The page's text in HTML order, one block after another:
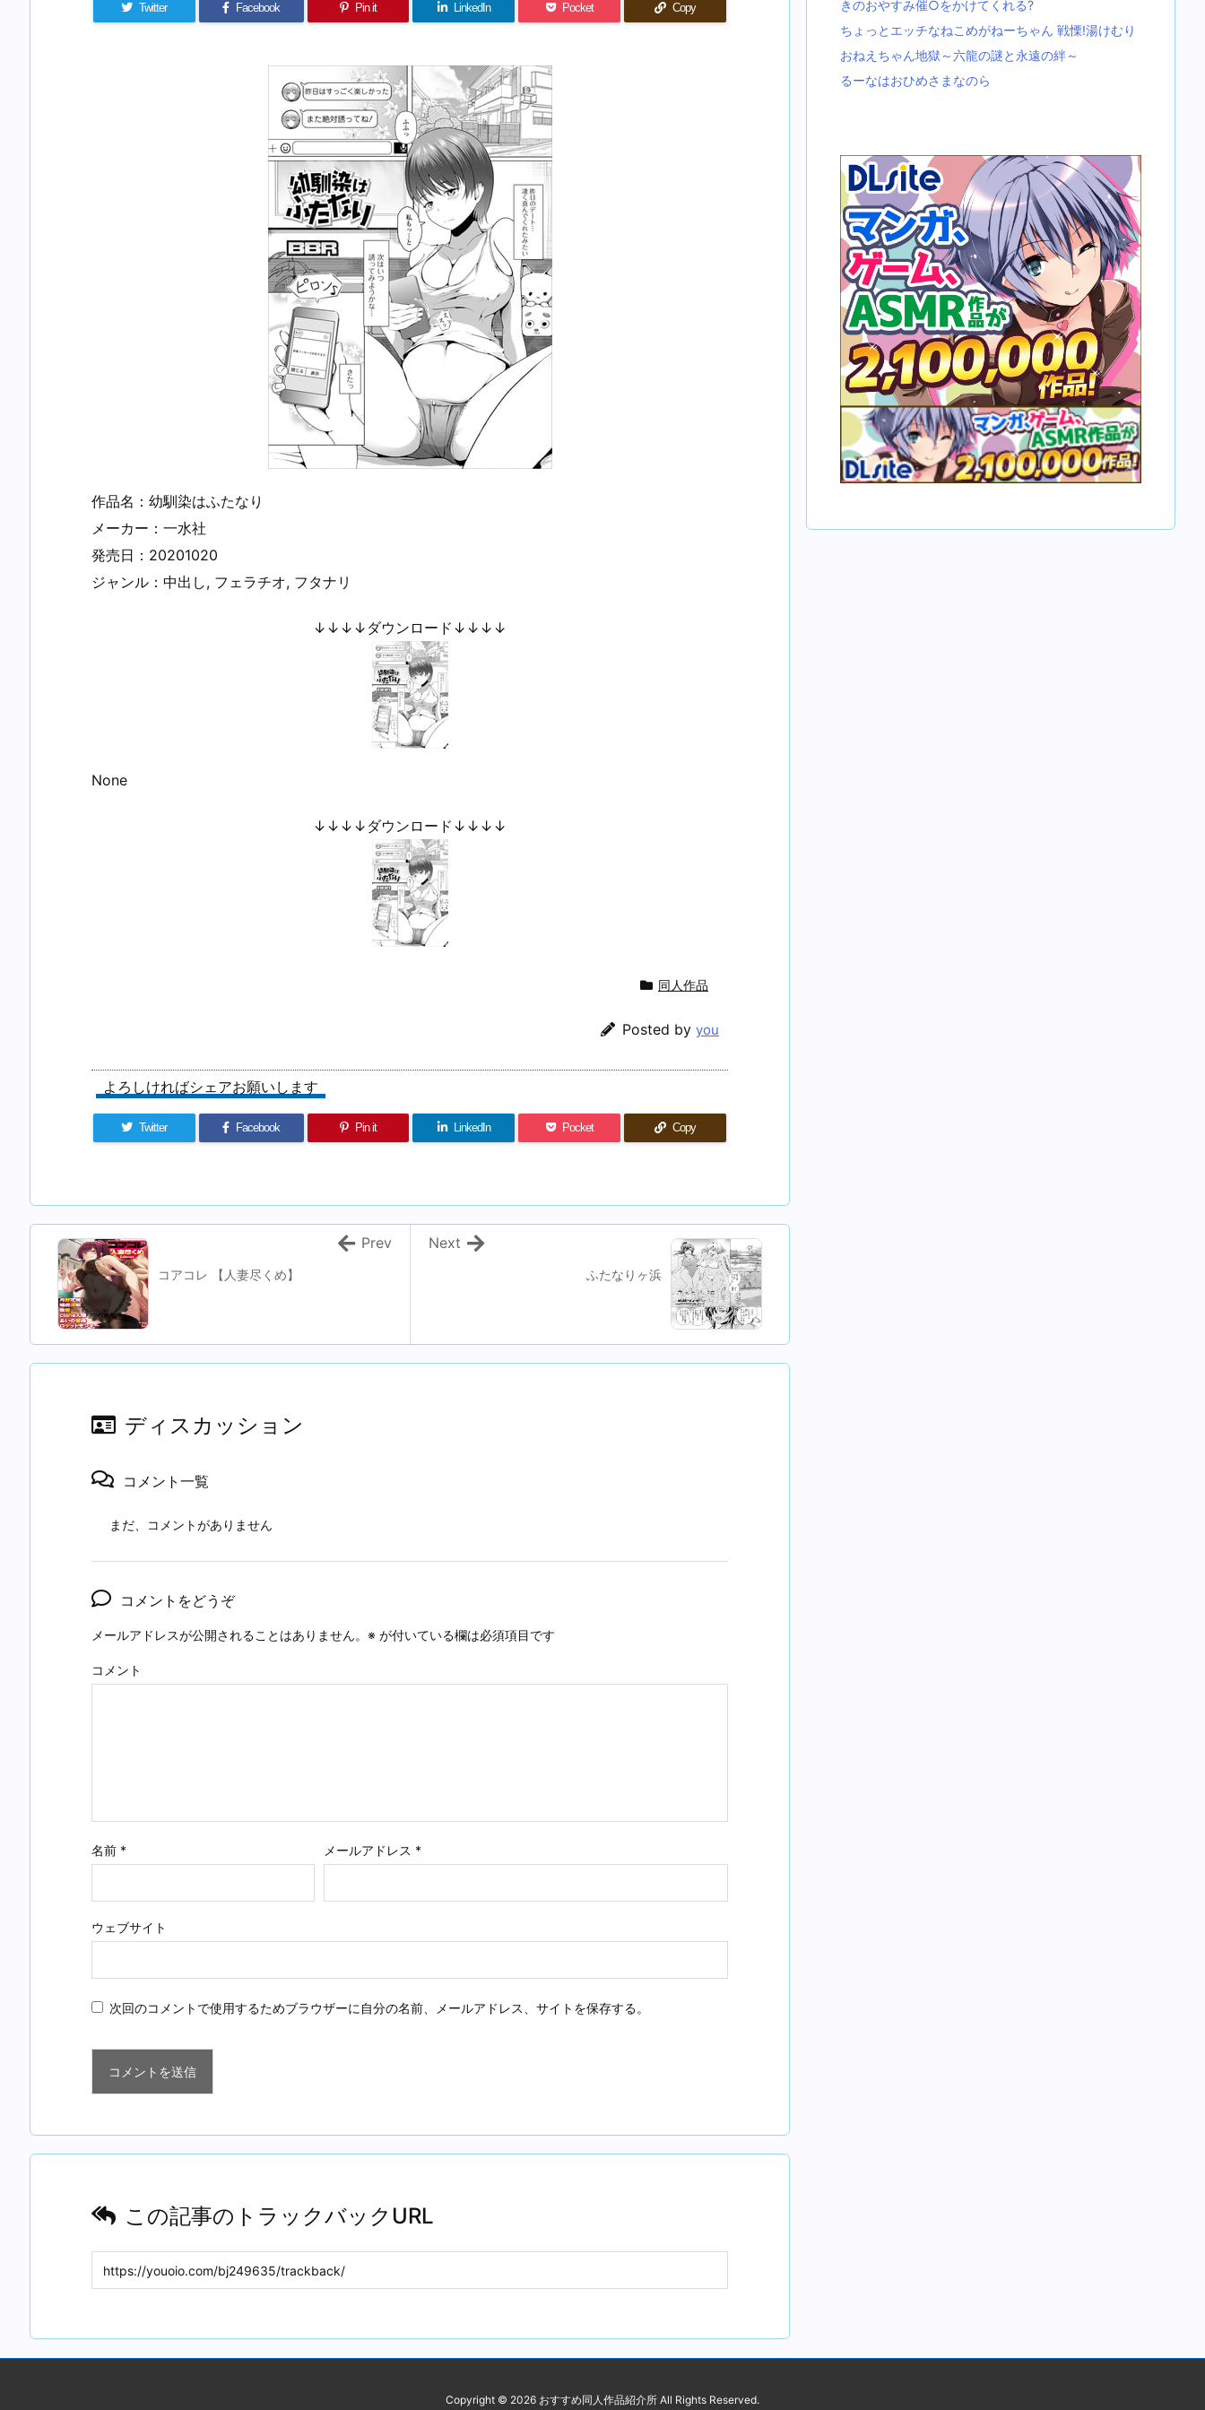
Twitter Facebook Pin it LinkedIn Pocket Copy
作品名：幼馴染はふたなり
メーカー：一水社
発売日：20201020
ジャンル：中出し, フェラチオ, フタナリ
↓↓↓↓ダウンロード↓↓↓↓
None
↓↓↓↓ダウンロード↓↓↓↓
同人作品
Posted by you
よろしければシェアお願いします
Twitter Facebook Pin it LinkedIn Pocket Copy
ふたなりヶ浜
Next
コアコレ 【人妻尽くめ】
Prev
ディスカッション
コメント一覧
まだ、コメントがありません
コメントをどうぞ
メールアドレスが公開されることはありません。 ※ が付いている欄は必須項目です
コメント
名前 * メールアドレス *
ウェブサイト
次回のコメントで使用するためブラウザーに自分の名前、メールアドレス、サイトを保存する。
この記事のトラックバックURL
きのおやすみ催○をかけてくれる?
ちょっとエッチなねこめがねーちゃん 戦慄!湯けむり
おねえちゃん地獄～六龍の謎と永遠の絆～
るーなはおひめさまなのら
Copyright © 2026 おすすめ同人作品紹介所 All Rights Reserved.